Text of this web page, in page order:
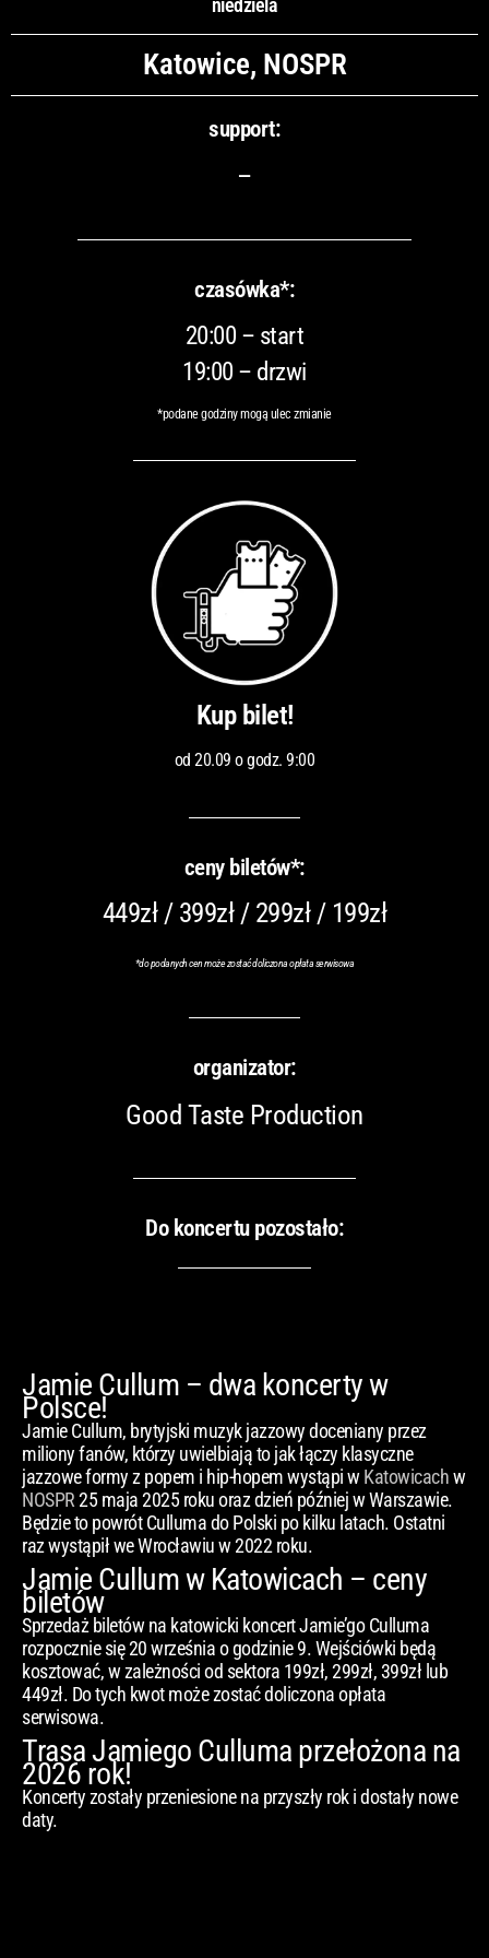
Katowice, NOSPR
support:
–
czasówka*:
20:00 – start
19:00 – drzwi
*podane godziny mogą ulec zmianie
Kup bilet!
od 20.09 o godz. 9:00
ceny biletów*:
449zł / 399zł / 299zł / 199zł
*do podanych cen może zostać doliczona opłata serwisowa
organizator:
Good Taste Production
Do koncertu pozostało:
Jamie Cullum – dwa koncerty w
Polsce!
Jamie Cullum, brytyjski muzyk jazzowy doceniany przez
miliony fanów, którzy uwielbiają to jak łączy klasyczne
jazzowe formy z popem i hip-hopem wystąpi wKatowicachw
NOSPR25 maja 2025 roku oraz dzień później w Warszawie.
Będzie to powrót Culluma do Polski po kilku latach. Ostatni
raz wystąpił we Wrocławiu w 2022 roku.
Jamie Cullum w Katowicach – ceny
biletów
Sprzedaż biletów na katowicki koncert Jamie’go Culluma
rozpocznie się 20 września o godzinie 9. Wejściówki będą
kosztować, w zależności od sektora 199zł, 299zł, 399zł lub
449zł. Do tych kwot może zostać doliczona opłata
serwisowa.
Trasa Jamiego Culluma przełożona na
2026 rok!
Koncerty zostały przeniesione na przyszły rok i dostały nowe
daty.